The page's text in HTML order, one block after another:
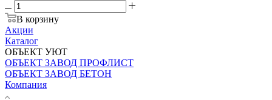
В корзину
Акции
Каталог
ОБЪЕКТ УЮТ
ОБЪЕКТ ЗАВОД ПРОФЛИСТ
ОБЪЕКТ ЗАВОД БЕТОН
Компания